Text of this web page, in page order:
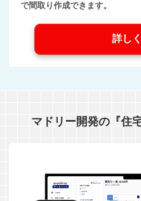
で間取り作成できます。
詳し
マドリー開発の『住